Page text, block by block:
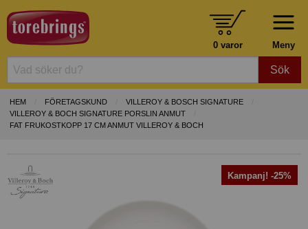
Meny
0 varor
Sök
HEM FÖRETAGSKUND
VILLEROY & BOSCH SIGNATURE
VILLEROY & BOCH SIGNATURE PORSLIN ANMUT
FAT FRUKOSTKOPP 17 CM ANMUT VILLEROY & BOCH
Kampanj! -25%